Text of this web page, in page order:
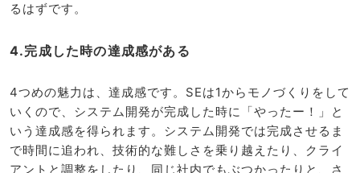
るはずです。
4.完成した時の達成感がある
4つめの魅力は、達成感です。SEは1からモノづくりをして
いくので、システム開発が完成した時に「やったー！」と
いう達成感を得られます。システム開発では完成させるま
で時間に追われ、技術的な難しさを乗り越えたり、クライ
アントと調整をしたり、同じ社内でもぶつかったりと、さ